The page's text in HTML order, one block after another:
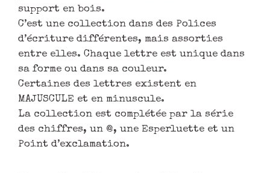
support en bois.
C’est une collection dans des Polices
d’écriture différentes, mais assorties
entre elles. Chaque lettre est unique dans
sa forme ou dans sa couleur.
Certaines des lettres existent en
MAJUSCULE et en minuscule.
La collection est complétée par la série
des chiffres, un @, une Esperluette et un
Point d’exclamation.